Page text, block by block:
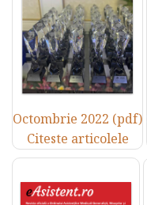
Octombrie 2022 (pdf)
Citeste articolele